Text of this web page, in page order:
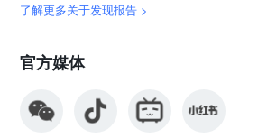
了解更多关于发现报告 >
官方媒体